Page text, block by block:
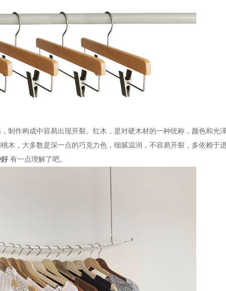
制作构成中容易出现开裂。红木，是对硬木材的一种统称，颜色和光
木，大多数是深一点的巧克力色，细腻温润，不容易开裂，多依赖于
有一点理解了吧。